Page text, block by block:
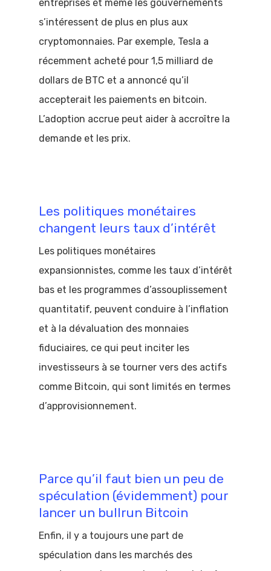
entreprises et même les gouvernements
s’intéressent de plus en plus aux
cryptomonnaies. Par exemple, Tesla a
récemment acheté pour 1,5 milliard de
dollars de BTC et a annoncé qu’il
accepterait les paiements en bitcoin.
L’adoption accrue peut aider à accroître la
demande et les prix.
Les politiques monétaires
changent leurs taux d’intérêt
Les politiques monétaires
expansionnistes, comme les taux d’intérêt
bas et les programmes d’assouplissement
quantitatif, peuvent conduire à l’inflation
et à la dévaluation des monnaies
fiduciaires, ce qui peut inciter les
investisseurs à se tourner vers des actifs
comme Bitcoin, qui sont limités en termes
d’approvisionnement.
Parce qu’il faut bien un peu de
spéculation (évidemment) pour
lancer un bullrun Bitcoin
Enfin, il y a toujours une part de
spéculation dans les marchés des